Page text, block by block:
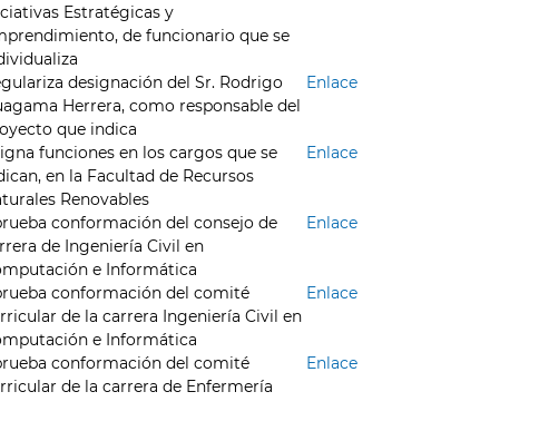
Estratégicas y
de funcionario que se
designación del Sr. Rodrigo
Herrera, como responsable del
que indica
Enlace
funciones en los cargos que se
en la Facultad de Recursos
Renovables
Enlace
conformación del consejo de
de Ingeniería Civil en
e Informática
Enlace
conformación del comité
de la carrera Ingeniería Civil en
e Informática
Enlace
conformación del comité
de la carrera de Enfermería
Enlace